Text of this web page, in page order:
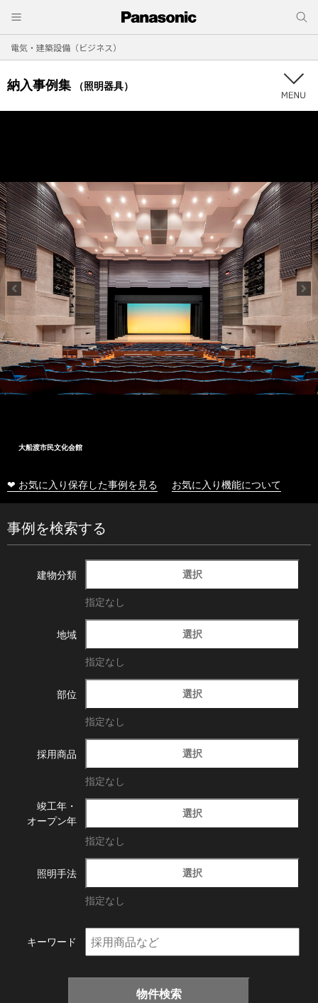
電気・建築設備（ビジネス）
納入事例集 （照明器具）
大船渡市民文化会館
❤ お気に入り保存した事例を見る お気に入り機能について
事例を検索する
建物分類 選択
指定なし
地域 選択
指定なし
部位 選択
指定なし
採用商品 選択
指定なし
竣工年・
オープン年
選択
指定なし
照明手法 選択
指定なし
キーワード
物件検索